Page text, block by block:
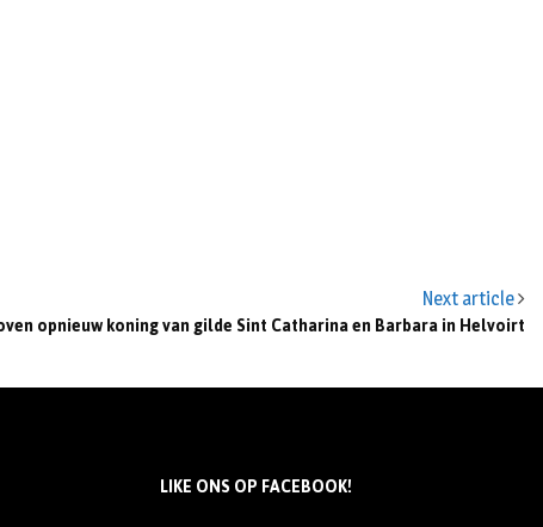
Next article
opnieuw koning van gilde Sint Catharina en Barbara in Helvoirt
LIKE ONS OP FACEBOOK!